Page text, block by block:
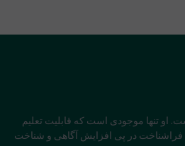
او تنها موجودی است که قابلیت تعلیم
فراشناخت در پی افزایش آگاهی و شناخت